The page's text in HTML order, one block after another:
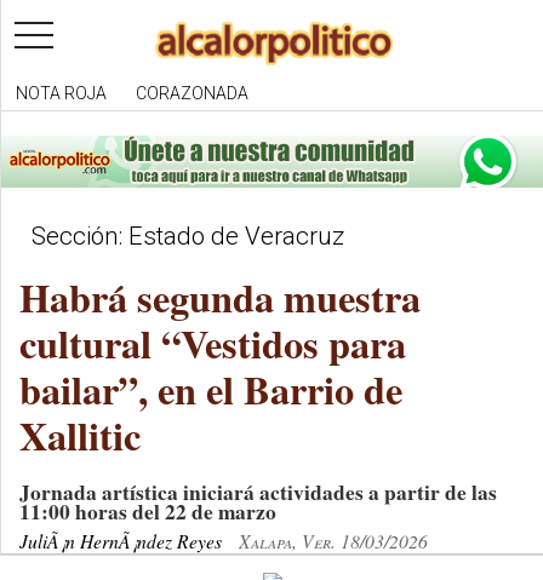
toggle
navigation
NOTA ROJA CORAZONADA
Sección: Estado de Veracruz
Habrá segunda muestra
cultural “Vestidos para
bailar”, en el Barrio de
Xallitic
Jornada artística iniciará actividades a partir de las
11:00 horas del 22 de marzo
JuliÃ¡n HernÃ¡ndez Reyes Xalapa, Ver. 18/03/2026